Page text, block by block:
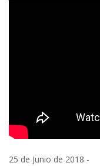
25 de Junio de 2018 -